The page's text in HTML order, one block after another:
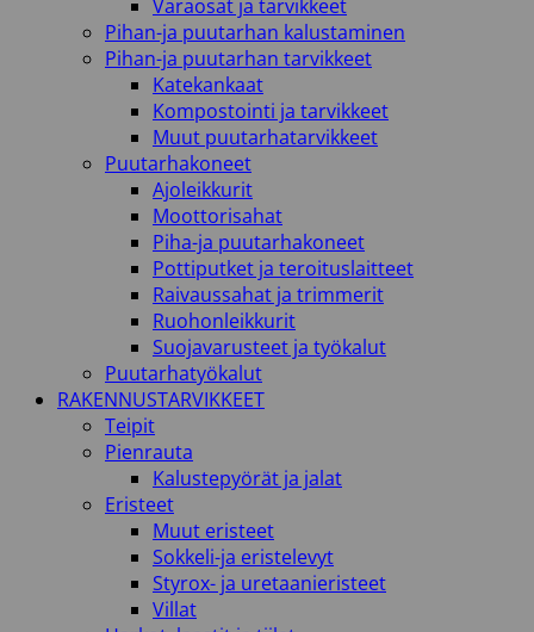
Varaosat ja tarvikkeet
Pihan-ja puutarhan kalustaminen
Pihan-ja puutarhan tarvikkeet
Katekankaat
Kompostointi ja tarvikkeet
Muut puutarhatarvikkeet
Puutarhakoneet
Ajoleikkurit
Moottorisahat
Piha-ja puutarhakoneet
Pottiputket ja teroituslaitteet
Raivaussahat ja trimmerit
Ruohonleikkurit
Suojavarusteet ja työkalut
Puutarhatyökalut
RAKENNUSTARVIKKEET
Teipit
Pienrauta
Kalustepyörät ja jalat
Eristeet
Muut eristeet
Sokkeli-ja eristelevyt
Styrox- ja uretaanieristeet
Villat